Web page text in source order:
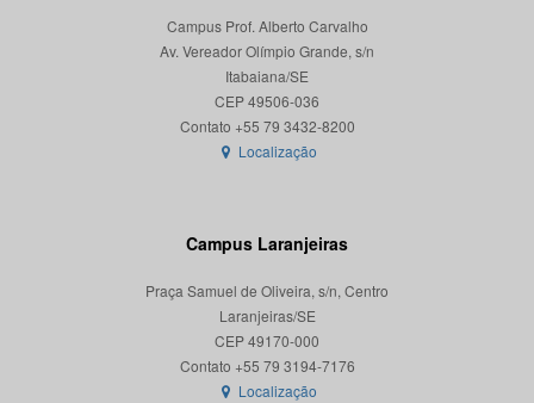
Campus Prof. Alberto Carvalho
Av. Vereador Olímpio Grande, s/n
Itabaiana/SE
CEP 49506-036
Localização
Campus Laranjeiras
Praça Samuel de Oliveira, s/n, Centro
Laranjeiras/SE
CEP 49170-000
Localização